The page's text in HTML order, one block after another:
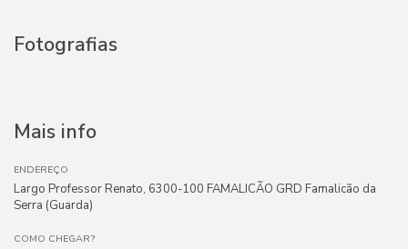
Fotografias
Mais info
ENDEREÇO
Largo Professor Renato, 6300-100 FAMALICÃO GRD Famalicão da
Serra (Guarda)
COMO CHEGAR?